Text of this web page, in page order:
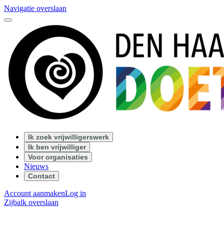
Navigatie overslaan
Ik zoek vrijwilligerswerk
Ik ben vrijwilliger
Voor organisaties
Nieuws
Contact
Account aanmakenLog in
Zijbalk overslaan